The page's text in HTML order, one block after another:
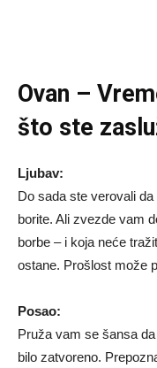
Ovan –
što ste
Ljubav:
Do sada ste verovali
borite. Ali zvezde vam
borbe – i koja neće
ostane. Prošlost može
Posao:
Pruža vam se šansa
bilo zatvoreno.